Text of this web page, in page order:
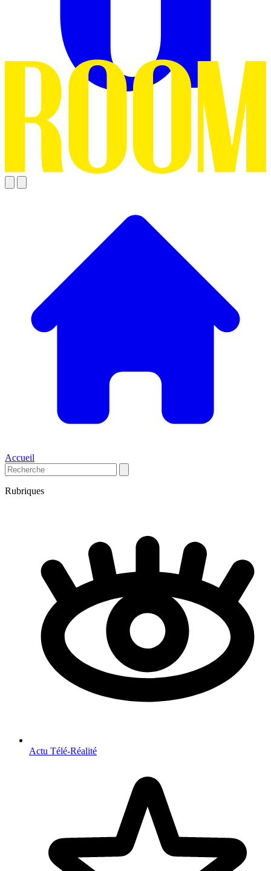
Accueil
Rubriques
Actu Télé-Réalité